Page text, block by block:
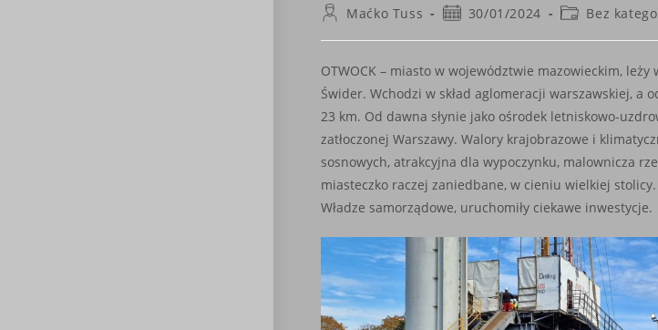
PostMaćko Tuss
Post30/01/2024
PostBez
OTWOCK – miasto w województwie mazowieckim, leży
Świder. Wchodzi w skład aglomeracji warszawskiej, a
23 km. Od dawna słynie jako ośrodek letniskowo-
zatłoczonej Warszawy. Walory krajobrazowe i
sosnowych, atrakcyjna dla wypoczynku, malownicza
miasteczko raczej zaniedbane, w cieniu wielkiej
Władze samorządowe, uruchomiły ciekawe inwestycje.